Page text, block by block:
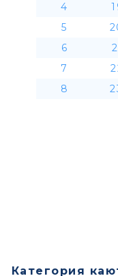
4
5
6
7
8
Категория